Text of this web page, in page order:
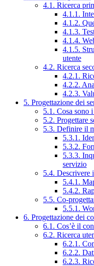
4.1. Ricerca
4.1.1.
4.1.2.
4.1.3.
4.1.4.
4.1.5.
utente
4.2. Ricerca
4.2.1.
4.2.2.
4.2.3.
5. Progettazione dei
5.1. Cosa sono
5.2. Progettare
5.3. Definire il
5.3.1.
5.3.2.
5.3.3.
servizio
5.4. Descrivere
5.4.1.
5.4.2.
5.5. Co-
5.5.1.
6. Progettazione dei
6.1. Cos’è il
6.2. Ricerca
6.2.1.
6.2.2.
6.2.3.